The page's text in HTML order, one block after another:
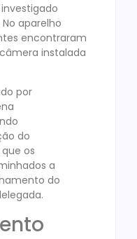
aparelho
encontraram
instalada
por
do
os
a
do